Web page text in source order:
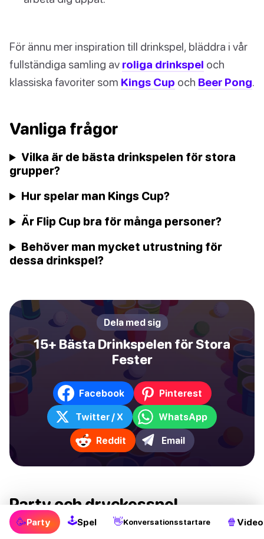
För ännu mer inspiration till drinkspel, bläddra i vår
fullständiga samling av roliga drinkspel och
klassiska favoriter som Kings Cup och Beer Pong.
Vanliga frågor
Vilka är de bästa drinkspelen för stora
grupper?
Hur spelar man Kings Cup?
Är Flip Cup bra för många personer?
Behöver man mycket utrustning för
dessa drinkspel?
Dela med sig
15+ Bästa Drinkspelen för Stora
Fester
Facebook Pinterest
Twitter / X WhatsApp
Reddit Email
🥳Party 🕹Spel 👋Konversationsstartare 🍿
Party och dryckesspel
Oavsett om du är i en bar som letar efter ett